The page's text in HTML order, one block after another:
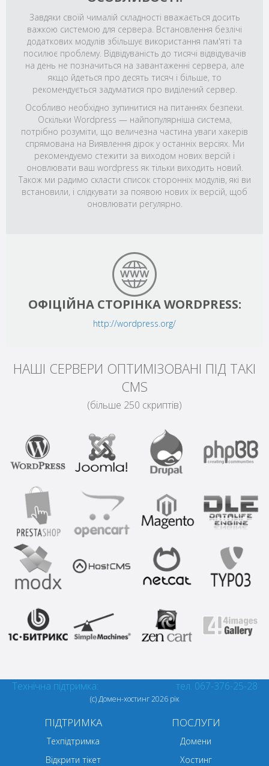
Завдяки своїй чималій складності вважається досить
важкою системою для сервера. Встановлення безлічі
додаткових модулів збільшує використання пам'яті та
посилює проблему. Відвідуваність до тисячі відвідувачів
на день не позначиться на завантаженні сервера, але
якщо йдеться про десять тисяч і більше, то
рекомендується задуматися про виділений сервер.
Особливо необхідно зупинитися на питаннях безпеки.
Оскільки Wordpress — найпопулярніша система,
потрібно розуміти, що величезна частина уваги хакерів
спрямована на Виявлення дірок у останніх версіях. Ми
рекомендуємо стежити за виходом нових версій і
оновлювати ваш wordpress як тільки виходить новий.
Також ми радимо скласти список сторонніх модулів, які ви
встановили, і слідкувати за появою нових їх версій, щоб
оновлювати регулярно.
ОФІЦІЙНА СТОРІНКА WORDPRESS:
http://wordpress.org/
НАШІ СЕРВЕРИ ОПТИМІЗОВАНІ ПІД ТАКІ
CMS
(більше 250 скриптів)
Технічна підтримка: тел. 067-376-25-28
(с) Домен-хостинг2026 рік
ПІДТРИМКА
Техпідтримка
Відкрити тікет
ПОСЛУГИ
Домени
Хостинг